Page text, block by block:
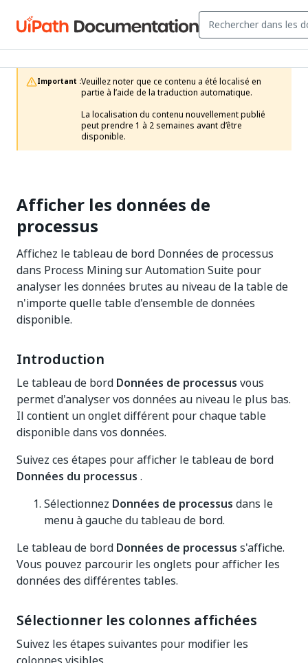
Important :Veuillez noter que ce contenu a été localisé en
partie à l’aide de la traduction automatique.
La localisation du contenu nouvellement publié
peut prendre 1 à 2 semaines avant d’être
disponible.
Afficher les données de
processus
Affichez le tableau de bord Données de processus
dans Process Mining sur Automation Suite pour
analyser les données brutes au niveau de la table de
n'importe quelle table d'ensemble de données
disponible.
Introduction
Le tableau de bord Données de processus vous
permet d'analyser vos données au niveau le plus bas.
Il contient un onglet différent pour chaque table
disponible dans vos données.
Suivez ces étapes pour afficher le tableau de bord
Données du processus .
Sélectionnez Données de processus dans le
menu à gauche du tableau de bord.
Le tableau de bord Données de processus s'affiche.
Vous pouvez parcourir les onglets pour afficher les
données des différentes tables.
Sélectionner les colonnes affichées
Suivez les étapes suivantes pour modifier les